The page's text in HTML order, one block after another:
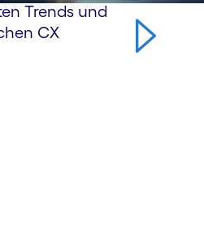
Trends und
CX